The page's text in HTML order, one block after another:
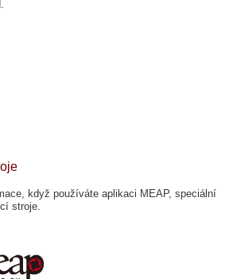
když používáte aplikaci MEAP, speciální
stroje.